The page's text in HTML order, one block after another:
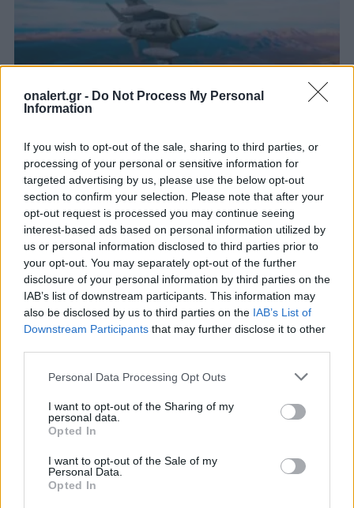
onalert.gr - Do Not Process My Personal
Information
If you wish to opt-out of the sale, sharing to third parties, or
processing of your personal or sensitive information for
targeted advertising by us, please use the below opt-out
section to confirm your selection. Please note that after your
opt-out request is processed you may continue seeing
interest-based ads based on personal information utilized by
us or personal information disclosed to third parties prior to
your opt-out. You may separately opt-out of the further
disclosure of your personal information by third parties on the
IAB’s list of downstream participants. This information may
also be disclosed by us to third parties on the IAB’s List of
Downstream Participants that may further disclose it to other
Personal Data Processing Opt Outs
I want to opt-out of the Sharing of my
personal data.
Opted In
I want to opt-out of the Sale of my
Personal Data.
Opted In
MURAD: Τουρκικό F-16 πέταξε για
πρώτη φορά με το εγχώρια
κατασκευασμένο ραντάρ τύπου AESA
[vid]
Μαχητικό αεροσκάφος F-16 Ozgur της τουρκικής
ΠΑ πραγματοποίησε την πρώτη του πτήση με το
εγχώρια κατασκευασμένο ραντάρ τύπου AESA,
MURAD.
26 ΜΑΡ. 2024, 16:18